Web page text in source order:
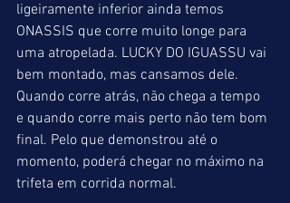
ligeiramente inferior ainda temos
ONASSIS que corre muito longe para
uma atropelada. LUCKY DO IGUASSU vai
bem montado, mas cansamos dele.
Quando corre atrás, não chega a tempo
e quando corre mais perto não tem bom
final. Pelo que demonstrou até o
momento, poderá chegar no máximo na
trifeta em corrida normal.